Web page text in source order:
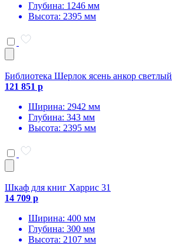
Глубина: 1246 мм
Высота: 2395 мм
Библиотека Шерлок ясень анкор светлый
121 851 р
Ширина: 2942 мм
Глубина: 343 мм
Высота: 2395 мм
Шкаф для книг Харрис 31
14 709 р
Ширина: 400 мм
Глубина: 300 мм
Высота: 2107 мм